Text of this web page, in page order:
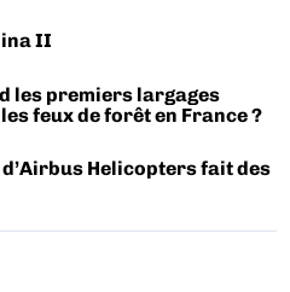
II
les premiers largages
feux de forêt en France ?
d’Airbus Helicopters fait des